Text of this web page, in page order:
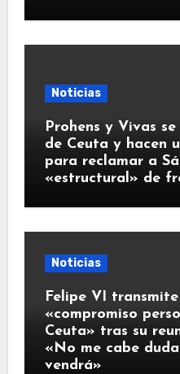
Noticias
Prohens y Vivas
de Ceuta y hacen
para reclamar a
«estructural» de
Noticias
Felipe VI
«compromiso
Ceuta» tras su
«No me cabe
vendrá»